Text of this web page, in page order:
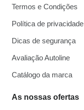
Termos e Condições
Política de privacidade
Dicas de segurança
Avaliação Autoline
Catálogo da marca
As nossas ofertas